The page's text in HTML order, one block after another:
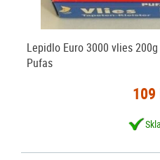
Lepidlo Euro 3000 vlies
Pufas
109